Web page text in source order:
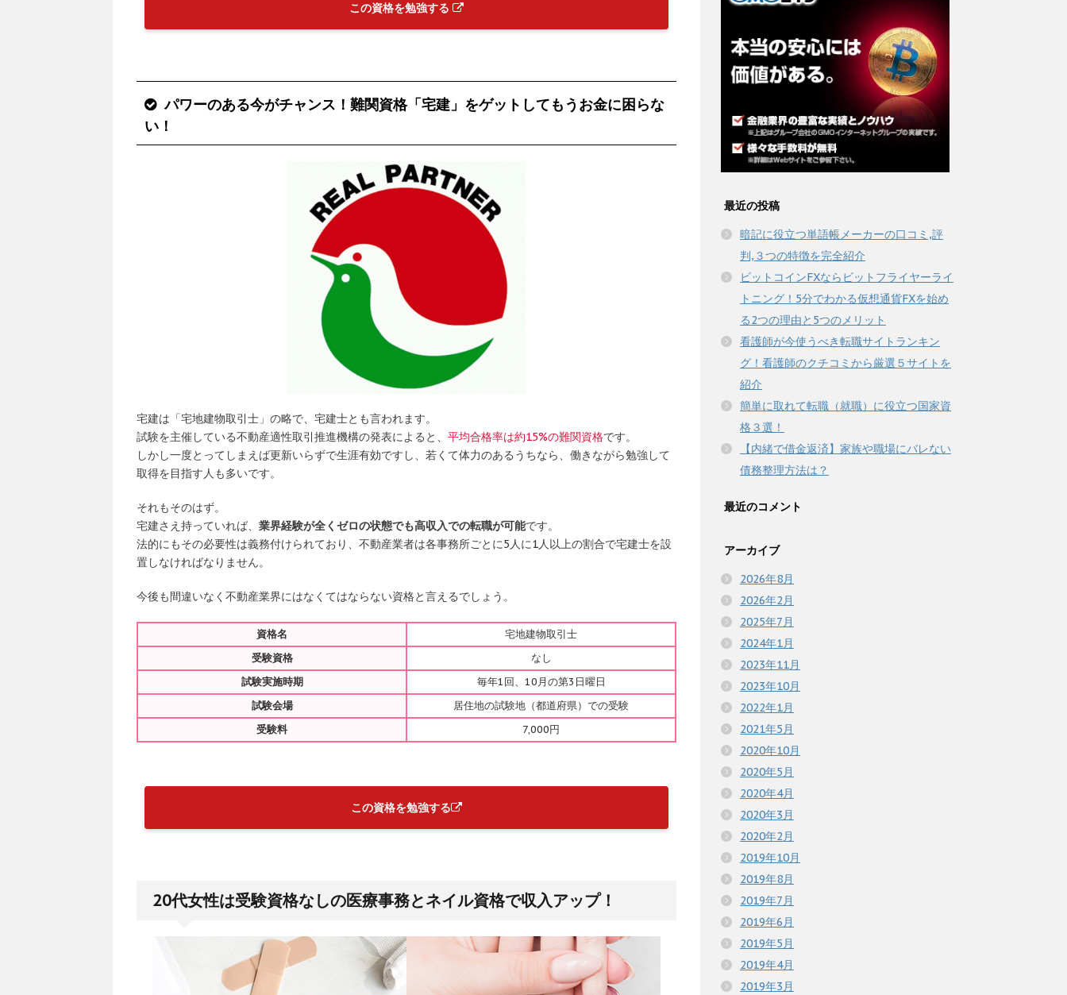
この資格を勉強する
パワーのある今がチャンス！難関資格「宅建」をゲットしてもうお金に困らな
い！
宅建は「宅地建物取引士」の略で、宅建士とも言われます。
試験を主催している不動産適性取引推進機構の発表によると、 平均合格率は約15%の難関資格です。
しかし一度とってしまえば更新いらずで生涯有効ですし、若くて体力のあるうちなら、働きながら勉強して
取得を目指す人も多いです。
それもそのはず。
宅建さえ持っていれば、 業界経験が全くゼロの状態でも高収入での転職が可能です。
法的にもその必要性は義務付けられており、不動産業者は各事務所ごとに5人に1人以上の割合で宅建士を設
置しなければなりません。
今後も間違いなく不動産業界にはなくてはならない資格と言えるでしょう。
資格名
宅地建物取引士
受験資格
なし
試験実施時期
毎年1回、10月の第3日曜日
試験会場
居住地の試験地（都道府県）での受験
受験料
7,000円
この資格を勉強する
20代女性は受験資格なしの医療事務とネイル資格で収入アップ！
最近の投稿
暗記に役立つ単語帳メーカーの口コミ,評
判,３つの特徴を完全紹介
ビットコインFXならビットフライヤーライ
トニング！5分でわかる仮想通貨FXを始め
る2つの理由と5つのメリット
看護師が今使うべき転職サイトランキン
グ！看護師のクチコミから厳選５サイトを
紹介
簡単に取れて転職（就職）に役立つ国家資
格３選！
【内緒で借金返済】家族や職場にバレない
債務整理方法は？
最近のコメント
アーカイブ
2026年8月
2026年2月
2025年7月
2024年1月
2023年11月
2023年10月
2022年1月
2021年5月
2020年10月
2020年5月
2020年4月
2020年3月
2020年2月
2019年10月
2019年8月
2019年7月
2019年6月
2019年5月
2019年4月
2019年3月